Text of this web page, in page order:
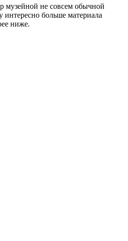
музейной не совсем обычной
интересно больше материала
ниже.